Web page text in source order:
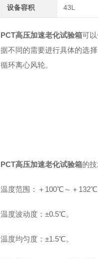
设备容积 43L
PCT高压加速老化试验箱可
据不同的需要进行具体的选
循环离心风轮。
PCT高压加速老化试验箱的
温度范围 ： ＋100℃～＋132℃
温度波动度： ±0.5℃。
温度均匀度： ±1.5℃。